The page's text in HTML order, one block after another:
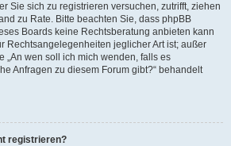
Sie sich zu registrieren versuchen, zutrifft, ziehen
zu Rate. Bitte beachten Sie, dass phpBB
Boards keine Rechtsberatung anbieten kann
Rechtsangelegenheiten jeglicher Art ist; außer
„An wen soll ich mich wenden, falls es
Anfragen zu diesem Forum gibt?“ behandelt
registrieren?